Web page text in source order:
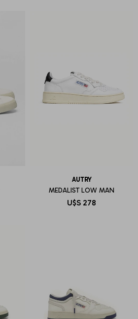
AUTRY
MEDALIST LOW MAN
U$S 278